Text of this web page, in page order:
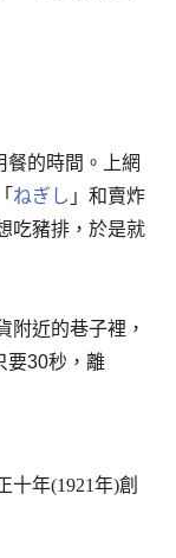
餐的時間。上網
ねぎし 」和賣炸
吃豬排，於是就
附近的巷子裡，
要30秒，離
十年(1921年)創